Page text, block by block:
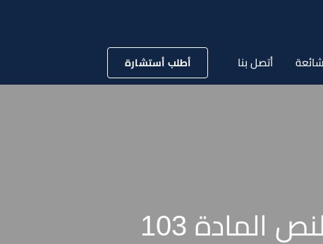
أتصل بنا أطلب أستشارة
103